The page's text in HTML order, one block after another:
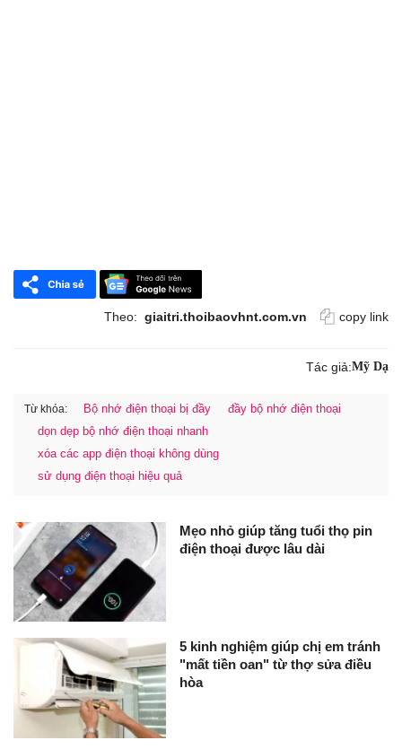
Theo: giaitri.thoibaovhnt.com.vn copy link
Tác giả:Mỹ Dạ
Từ khóa: Bộ nhớ điện thoại bị đầy
đầy bộ nhớ điện thoại
dọn dẹp bộ nhớ điện thoại nhanh
xóa các app điện thoại không dùng
sử dụng điện thoại hiệu quả
Mẹo nhỏ giúp tăng tuổi thọ pin
điện thoại được lâu dài
5 kinh nghiệm giúp chị em tránh
"mất tiền oan" từ thợ sửa điều
hòa